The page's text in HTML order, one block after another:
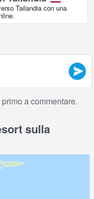
Tailandia con una
a commentare.
sulla